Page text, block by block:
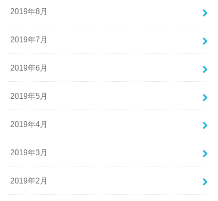
2019年8月
2019年7月
2019年6月
2019年5月
2019年4月
2019年3月
2019年2月